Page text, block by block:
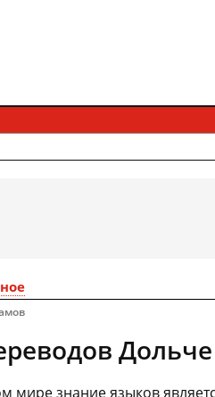
мире знание языков